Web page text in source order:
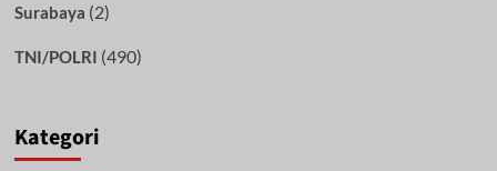
Surabaya (2)
TNI/POLRI (490)
Kategori